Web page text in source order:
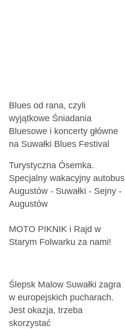
Blues od rana, czyli
wyjątkowe Śniadania
Bluesowe i koncerty główne
na Suwałki Blues Festival
Turystyczna Ósemka.
Specjalny wakacyjny autobus
Augustów - Suwałki - Sejny -
Augustów
MOTO PIKNIK i Rajd w
Starym Folwarku za nami!
Ślepsk Malow Suwałki zagra
w europejskich pucharach.
Jest okazja, trzeba
skorzystać